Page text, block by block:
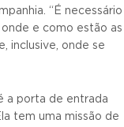
“É necessário
e como estão as
inclusive, onde se
a porta de entrada
tem uma missão de